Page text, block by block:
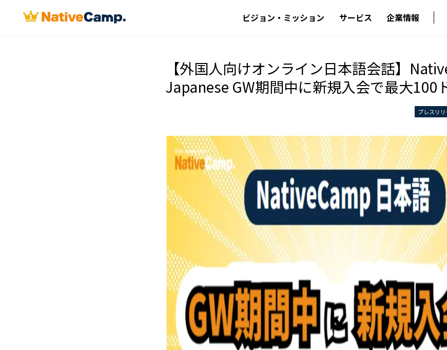
ビジョン・ミッション サービス 企業情報
【外国人向けオンライン日本語会話】
Japanese GW期間中に新規入会で最大100
プレスリリ